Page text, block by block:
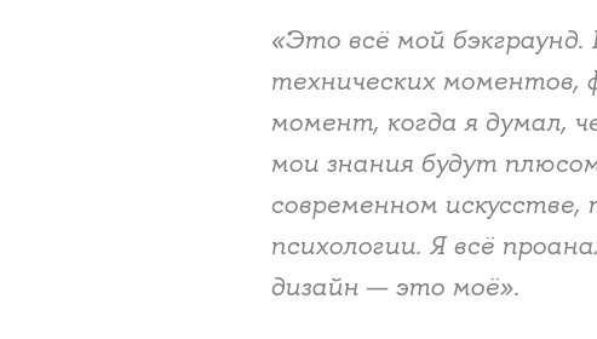
«Это всё мой
технических моментов,
момент, когда я думал,
мои знания будут
современном
психологии. Я всё
дизайн — это моё».